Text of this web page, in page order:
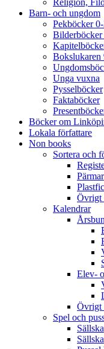
Religion,
Barn- och ungdom
Pekböcker
Bilderböcker
Bokslukaren
Unga vuxna
Pysselböcker
Faktaböcker
Böcker om
Lokala författare
Non books
Sortera och
Pärmar
Övrigt
Kalendrar
Elev-
Övrigt
Spel och